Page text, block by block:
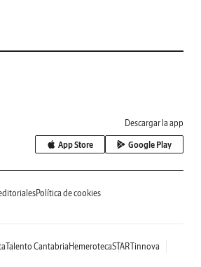
Descargar la app
App Store Google Play
Política de cookies
Talento Cantabria HemerotecaSTARTinnova